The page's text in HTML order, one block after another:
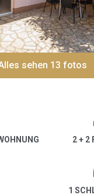
sehen 13 fotos
2 + 2
1